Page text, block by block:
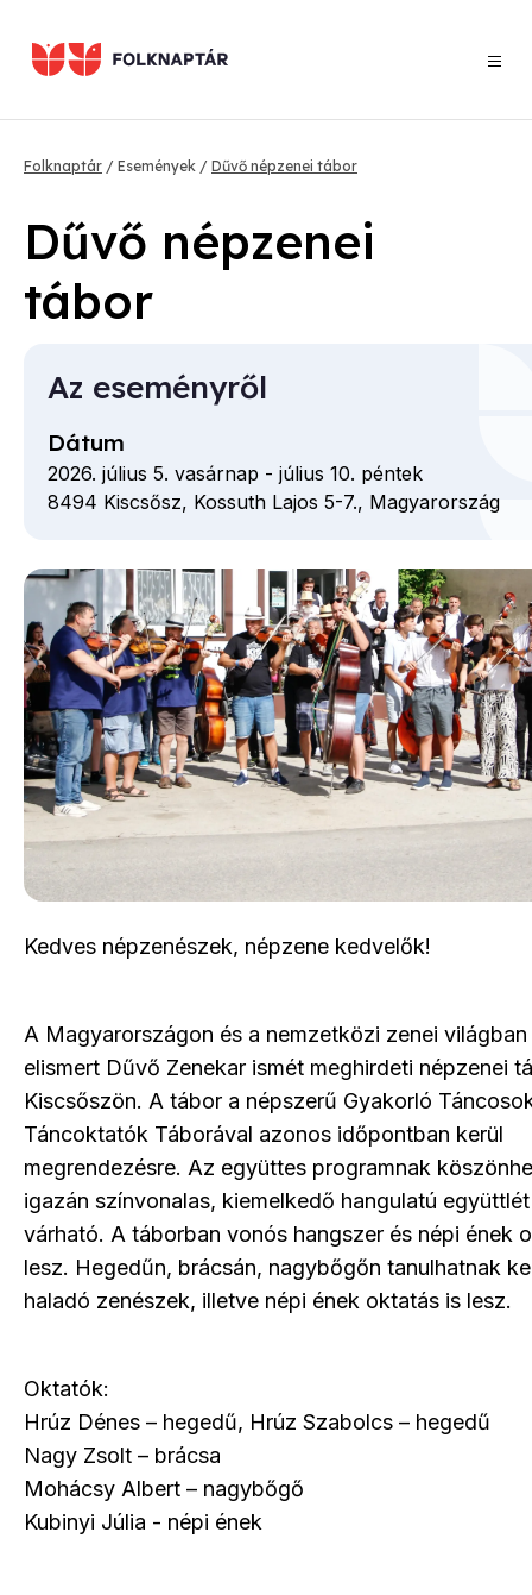
tartalomra
Morzsa
Folknaptár Események Dűvő népzenei tábor
Dűvő népzenei
tábor
Kedves népzenészek, népzene kedvelők!
A Magyarországon és a nemzetközi zenei világban
elismert Dűvő Zenekar ismét meghirdeti népzenei
Kiscsőszön. A tábor a népszerű Gyakorló
Táncoktatók Táborával azonos időpontban kerül
megrendezésre. Az együttes programnak
igazán színvonalas, kiemelkedő hangulatú együttlét
várható. A táborban vonós hangszer és népi ének
lesz. Hegedűn, brácsán, nagybőgőn tanulhatnak
haladó zenészek, illetve népi ének oktatás is lesz.
Oktatók:
Hrúz Dénes – hegedű, Hrúz Szabolcs – hegedű
Nagy Zsolt – brácsa
Mohácsy Albert – nagybőgő
Kubinyi Júlia - népi ének
Az eseményről
Dátum
2026. július 5. vasárnap - július 10. péntek
8494 Kiscsősz, Kossuth Lajos 5-7., Magyarország